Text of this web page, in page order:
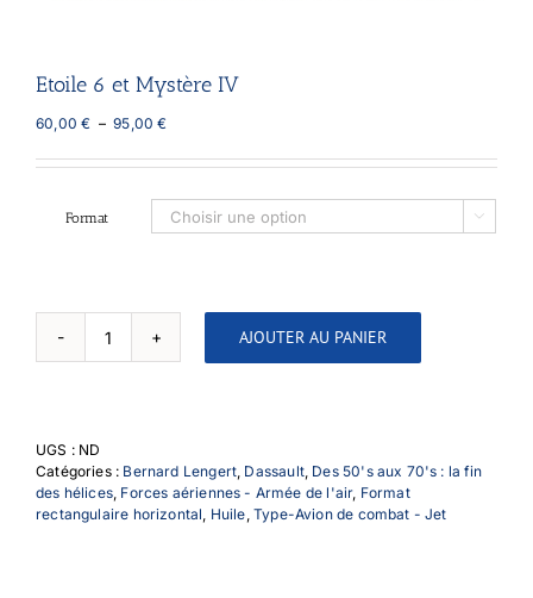
Etoile 6 et Mystère IV
60,00€ – 95,00€Plage
prix :
à
95,00 €
Format 
quantité
de
IV
AJOUTER AU PANIER
UGS : ND
Catégories : Bernard Lengert, Dassault, Des 50's aux 70's : la fin
des hélices, Forces aériennes - Armée de l'air, Format
rectangulaire horizontal, Huile, Type-Avion de combat - Jet